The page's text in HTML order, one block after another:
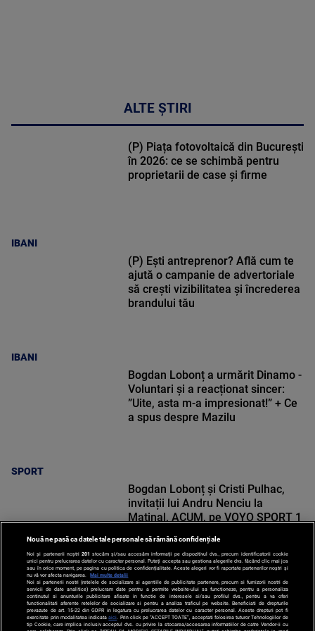
ALTE ȘTIRI
IBANI
(P) Piața fotovoltaică din București
în 2026: ce se schimbă pentru
proprietarii de case și firme
IBANI
(P) Ești antreprenor? Află cum te
ajută o campanie de advertoriale
să crești vizibilitatea și încrederea
brandului tău
SPORT
Bogdan Lobonț a urmărit Dinamo -
Voluntari și a reacționat sincer:
”Uite, asta m-a impresionat!” + Ce
a spus despre Mazilu
SPORT
Bogdan Lobonț și Cristi Pulhac,
invitații lui Andru Nenciu la
Matinal, ACUM, pe VOYO SPORT 1
Nouă ne pasă ca datele tale personale să rămână confidențiale
Noi și partenerii noștri 201 stocăm și/sau accesăm informații pe dispozitivul dvs., precum identificatorii cookie
unici pentru prelucrarea datelor cu caracter personal. Puteți accepta sau gestiona alegerile dvs. făcând clic mai jos
sau în orice moment, pe pagina cu politica de confidențialitate. Aceste alegeri vor fi raportate partenerilor noștri și
nu vă vor afecta navigarea.
Mai multe detalii
Noi si partenerii nostri (retelele de socializare si agentiile de publicitate partenere, precum si furnizorii nostri de
servicii de date analitice) prelucram date pentru a permite website-ului sa functioneze, pentru a personaliza
continutul si anunturile publicitare afisate in functie de interesele si/sau profilul dvs., pentru a va oferi
functionalitati aferente retelelor de socializare si pentru a analiza traficul pe website. Beneficiati de drepturile
prevazute de art. 15-22 din GDPR in legatura cu prelucrarea datelor cu caracter personal. Aceste drepturi pot fi
exercitate prin modalitatea indicataaici . Prin click pe “ACCEPT TOATE”, acceptati folosirea tuturor Tehnologiilor de
tip Cookie, care implica inclusiv acceptul dvs. cu privire la stocarea/accesarea informatiilor de catre Vendor-ii cu